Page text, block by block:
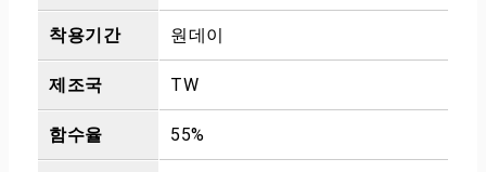
착용기간 원데이
제조국 TW
함수율 55%